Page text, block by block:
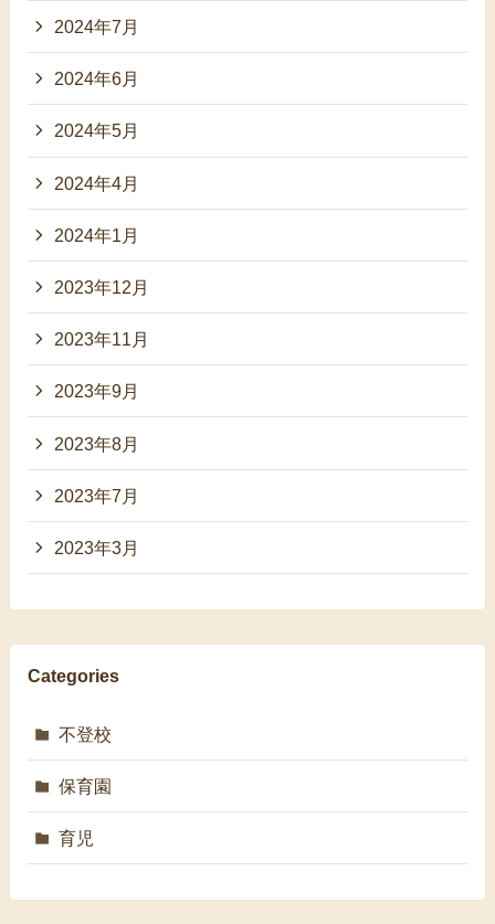
2024年7月
2024年6月
2024年5月
2024年4月
2024年1月
2023年12月
2023年11月
2023年9月
2023年8月
2023年7月
2023年3月
Categories
不登校
保育園
育児